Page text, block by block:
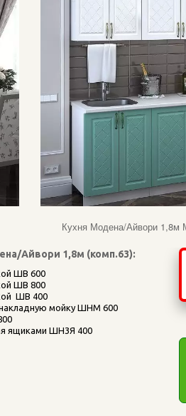
Кухня Модена/Айвори
Айвори 1,8м (комп.63):
ШВ 600
ШВ 800
ШВ 400
мойку ШНМ 600
ящиками ШН3Я 400